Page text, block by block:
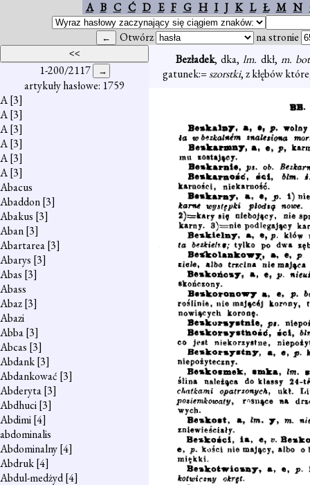
A B C Ć D E F G H I J K L Ł M N
Otwórz na stronie
1-200/2117
artykuły hasłowe: 1759
A[3]
A[3]
A[3]
A[3]
A[3]
A[3]
Abacus
Abaddon[3]
Abakus [3]
Aban[3]
Abartarea[3]
Abarys [3]
Abas [3]
Abass
Abaz[3]
Abazi
Abba[3]
Abcas [3]
Abdank[3]
Abdankować [3]
Abderyta[3]
Abdhuci[3]
Abdimi[4]
abdominalis
Abdominalny[4]
Abdruk[4]
Abdul-medżyd[4]
Bezładek, dka,lm. dkł, m.
gatunek:=szorstki, z kłębów